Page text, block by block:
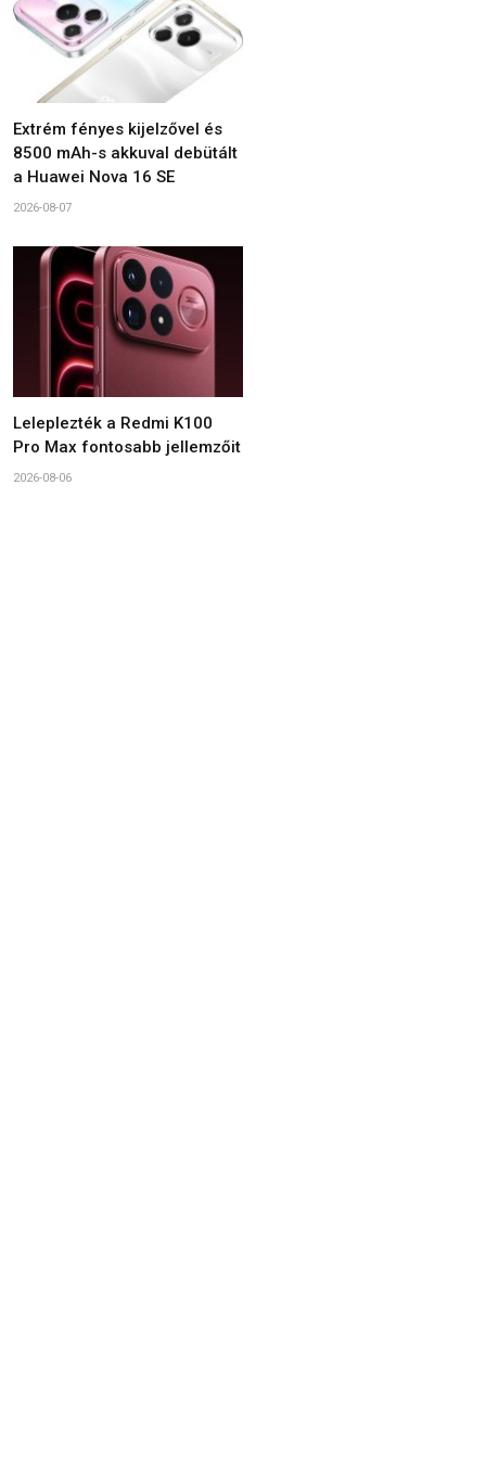
Extrém fényes kijelzővel és
8500 mAh-s akkuval debütált
a Huawei Nova 16 SE
2026-08-07
Leleplezték a Redmi K100
Pro Max fontosabb jellemzőit
2026-08-06